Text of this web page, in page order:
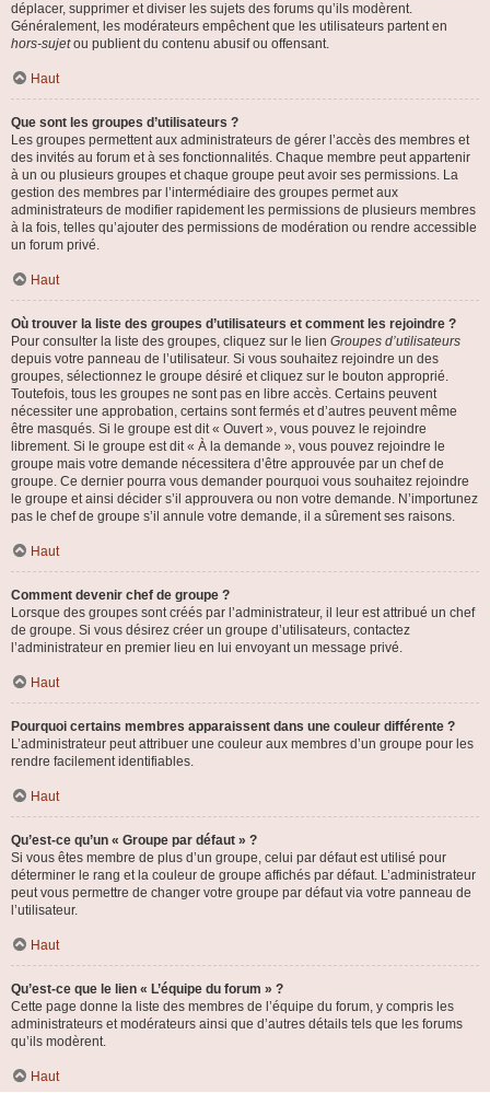
déplacer, supprimer et diviser les sujets des forums qu’ils modèrent.
Généralement, les modérateurs empêchent que les utilisateurs partent en
hors-sujetou publient du contenu abusif ou offensant.
Haut
Que sont les groupes d’utilisateurs ?
Les groupes permettent aux administrateurs de gérer l’accès des membres et
des invités au forum et à ses fonctionnalités. Chaque membre peut appartenir
à un ou plusieurs groupes et chaque groupe peut avoir ses permissions. La
gestion des membres par l’intermédiaire des groupes permet aux
administrateurs de modifier rapidement les permissions de plusieurs membres
à la fois, telles qu’ajouter des permissions de modération ou rendre accessible
un forum privé.
Haut
Où trouver la liste des groupes d’utilisateurs et comment les rejoindre ?
Pour consulter la liste des groupes, cliquez sur le lien Groupes d’utilisateurs
depuis votre panneau de l’utilisateur. Si vous souhaitez rejoindre un des
groupes, sélectionnez le groupe désiré et cliquez sur le bouton approprié.
Toutefois, tous les groupes ne sont pas en libre accès. Certains peuvent
nécessiter une approbation, certains sont fermés et d’autres peuvent même
être masqués. Si le groupe est dit « Ouvert », vous pouvez le rejoindre
librement. Si le groupe est dit « À la demande », vous pouvez rejoindre le
groupe mais votre demande nécessitera d’être approuvée par un chef de
groupe. Ce dernier pourra vous demander pourquoi vous souhaitez rejoindre
le groupe et ainsi décider s’il approuvera ou non votre demande. N’importunez
pas le chef de groupe s’il annule votre demande, il a sûrement ses raisons.
Haut
Comment devenir chef de groupe ?
Lorsque des groupes sont créés par l’administrateur, il leur est attribué un chef
de groupe. Si vous désirez créer un groupe d’utilisateurs, contactez
l’administrateur en premier lieu en lui envoyant un message privé.
Haut
Pourquoi certains membres apparaissent dans une couleur différente ?
L’administrateur peut attribuer une couleur aux membres d’un groupe pour les
rendre facilement identifiables.
Haut
Qu’est-ce qu’un « Groupe par défaut » ?
Si vous êtes membre de plus d’un groupe, celui par défaut est utilisé pour
déterminer le rang et la couleur de groupe affichés par défaut. L’administrateur
peut vous permettre de changer votre groupe par défaut via votre panneau de
l’utilisateur.
Haut
Qu’est-ce que le lien « L’équipe du forum » ?
Cette page donne la liste des membres de l’équipe du forum, y compris les
administrateurs et modérateurs ainsi que d’autres détails tels que les forums
qu’ils modèrent.
Haut